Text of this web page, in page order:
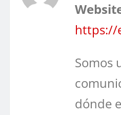
https://
Somos
dónde